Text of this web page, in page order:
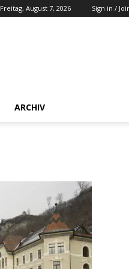
Freitag, August 7, 2026 Sign in /
ARCHIV